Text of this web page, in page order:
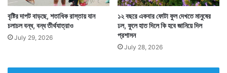
যাওয়ার ছক কষে সন্দীপ। তারপর নিজেই দাদাকে মেসেজ পাঠায়।
বৃষ্টির দাপট বাড়ছে, শতাধিক রাস্তায় যান
চলাচল বন্ধ, বন্ধ তীর্থযাত্রাও
July 29, 2026
১২ বছরে একবার ফোটা ফুল দেখতে মানুষের
ঢল, ফুলে হাত দিলে কি হবে জানিয়ে দিল
প্রশাসন
July 28, 2026